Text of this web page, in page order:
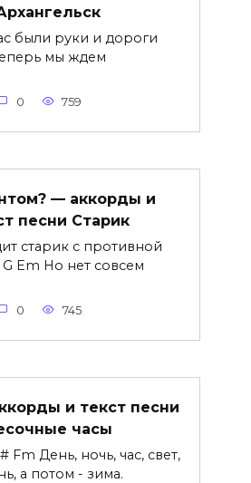
были руки и дороги
мы ждем
0 759
— аккорды и
песни Старик
старик с противной
Em Но нет совсем
0 745
и текст песни
часы
Fm День, ночь, час, свет,
а потом - зима.